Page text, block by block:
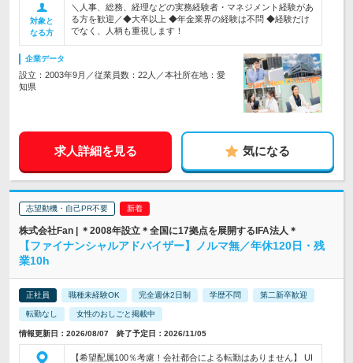
対象と
なる方
＼人事、総務、経理などの実務経験者・マネジメント経験があ
る方を歓迎／◆大卒以上 ◆年金業界の経験は不問 ◆経験だけ
でなく、人柄も重視します！
企業データ
設立：2003年9月／従業員数：22人／本社所在地：愛
知県
求人詳細を見る 気になる
志望動機・自己PR不要
株式会社Fan | ＊2008年設立＊全国に17拠点を展開するIFA法人＊
【ファイナンシャルアドバイザー】ノルマ無／年休120日・残
業10h
正社員 職種未経験OK 完全週休2日制 学歴不問 第二新卒歓迎
転勤なし 女性のおしごと掲載中
情報更新日：2026/08/07 終了予定日：2026/11/05
【希望配属100％考慮！会社都合による転勤はありません】 UI